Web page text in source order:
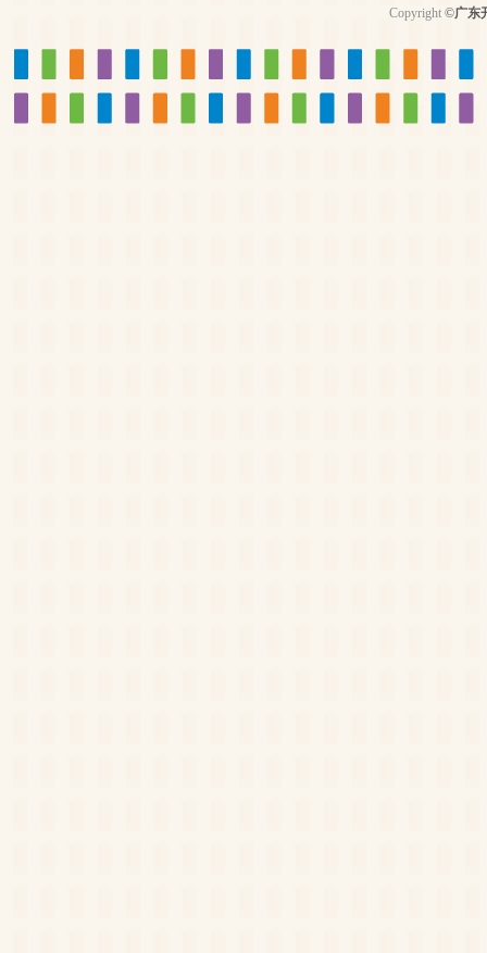
Copyright ©广东